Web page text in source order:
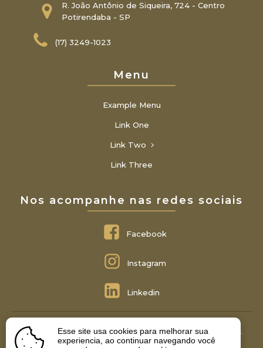
R. João Antônio de Siqueira, 724 - Centro
Potirendaba - SP
(17) 3249-1023
Menu
Example Menu
Link One
Link Two
Link Three
Nos acompanhe nas redes sociais
Facebook
Instagram
Linkedin
Montemor Advocacia © 2022 - Todos Os Direitos Reservados.
Esse site usa cookies para melhorar sua
experiencia, ao continuar navegando você